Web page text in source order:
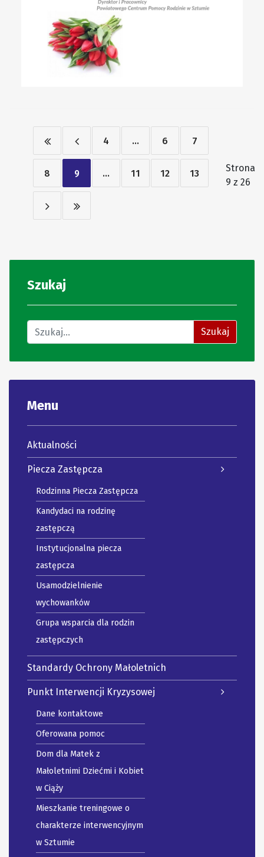
Szukaj
Znajdź na stronie Szukaj
Menu
Aktualności
Piecza Zastępcza
Rodzinna Piecza Zastępcza
Kandydaci na rodzinę
zastępczą
Instytucjonalna piecza
zastępcza
Usamodzielnienie
wychowanków
Grupa wsparcia dla rodzin
zastępczych
Standardy Ochrony Małoletnich
Punkt Interwencji Kryzysowej
Dane kontaktowe
Oferowana pomoc
Dom dla Matek z
Małoletnimi Dziećmi i Kobiet
w Ciąży
Mieszkanie treningowe o
charakterze interwencyjnym
w Sztumie
4 ... 6 7
8 9 ... 11 12 13
Strona
9 z 26